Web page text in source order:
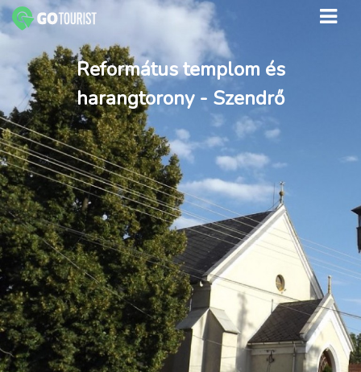
Református templom és
harangtorony - Szendrő